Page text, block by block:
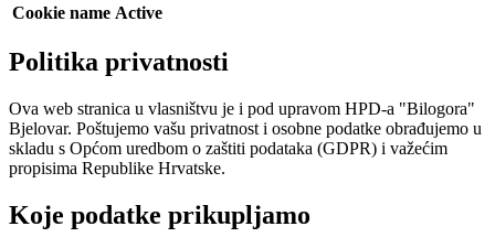
Cookie name Active
Politika privatnosti
Ova web stranica u vlasništvu je i pod upravom HPD-a "Bilogora"
Bjelovar. Poštujemo vašu privatnost i osobne podatke obrađujemo u
skladu s Općom uredbom o zaštiti podataka (GDPR) i važećim
propisima Republike Hrvatske.
Koje podatke prikupljamo